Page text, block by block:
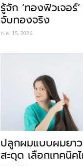
รู้จัก ‘ทองฟิวเจอร์
จับทองจริง
ก.ค. 15, 2026
ปลูกผมแบบผมยาว
สะดุด เลือกเทคนิค